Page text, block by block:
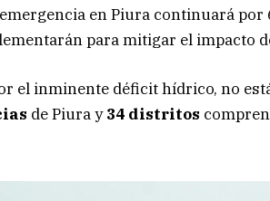
en Piura continuará por
para mitigar el impacto
el inminente déficit hídrico, no
de Piura y34 distritos